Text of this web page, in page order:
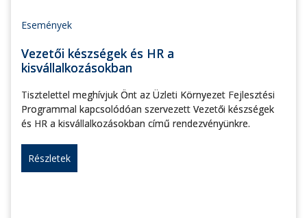
Események
Vezetői készségek és HR a
kisvállalkozásokban
Tisztelettel meghívjuk Önt az Üzleti Környezet Fejlesztési
Programmal kapcsolódóan szervezett Vezetői készségek
és HR a kisvállalkozásokban című rendezvényünkre.
Részletek